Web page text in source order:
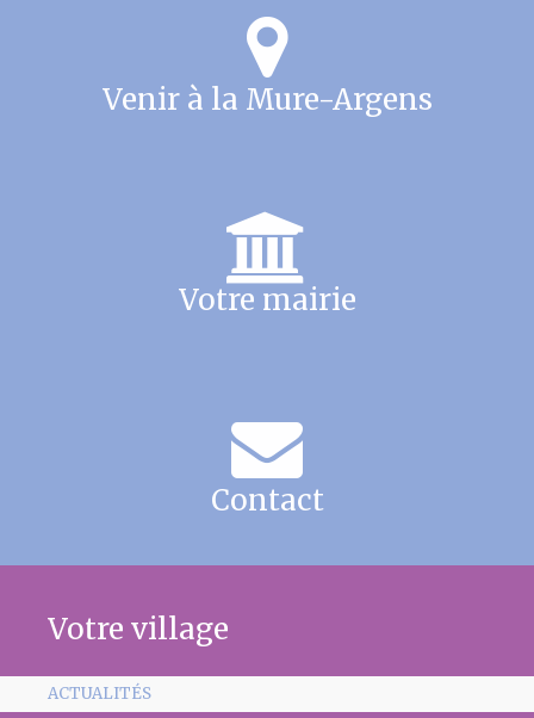
Venir à la Mure-Argens
Votre mairie
Contact
Votre village
ACTUALITÉS